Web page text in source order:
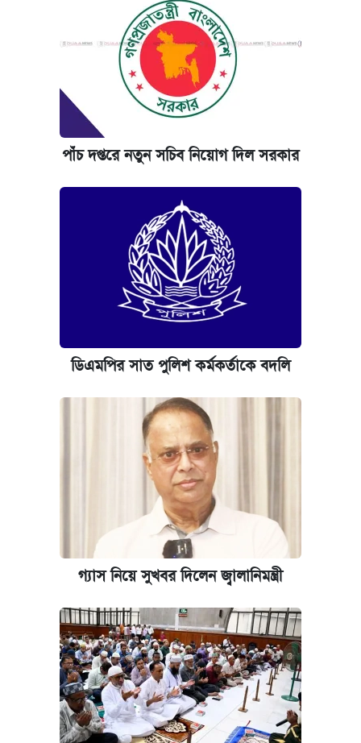
পাঁচ দপ্তরে নতুন সচিব নিয়োগ দিল সরকার
ডিএমপির সাত পুলিশ কর্মকর্তাকে বদলি
গ্যাস নিয়ে সুখবর দিলেন জ্বালানিমন্ত্রী